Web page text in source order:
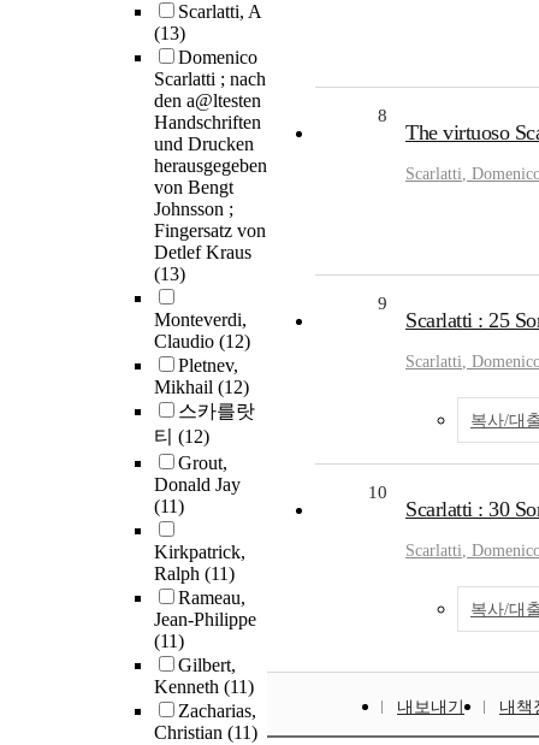
Scarlatti, A
(13)
Domenico
Scarlatti ; nach
den a@ltesten
Handschriften
und Drucken
herausgegeben
von Bengt
Johnsson ;
Fingersatz von
Detlef Kraus
(13)
Monteverdi,
Claudio (12)
Pletnev,
Mikhail (12)
스카를랏
티 (12)
Grout,
Donald Jay
(11)
Kirkpatrick,
Ralph (11)
Rameau,
Jean-Philippe
(11)
Gilbert,
Kenneth (11)
Zacharias,
Christian (11)
8
The virtuoso
Scarlatti,
9
Scarlatti : 25
Scarlatti,
복사/대
10
Scarlatti : 30
Scarlatti,
복사/대
내보내기 내책